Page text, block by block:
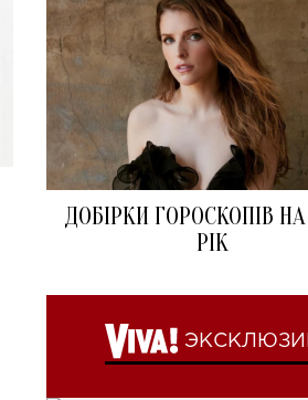
ДОБІРКИ ГОРОСКОПІВ
РІК